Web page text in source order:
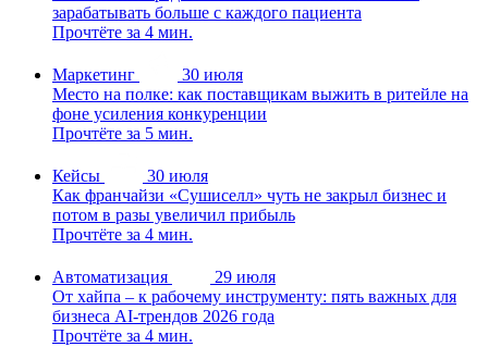
зарабатывать больше с каждого пациента
Прочтёте за 4 мин.
Маркетинг
30 июля
Место на полке: как поставщикам выжить в ритейле на
фоне усиления конкуренции
Прочтёте за 5 мин.
Кейсы
30 июля
Как франчайзи «Сушиселл» чуть не закрыл бизнес и
потом в разы увеличил прибыль
Прочтёте за 4 мин.
Автоматизация
29 июля
От хайпа – к рабочему инструменту: пять важных для
бизнеса AI-трендов 2026 года
Прочтёте за 4 мин.